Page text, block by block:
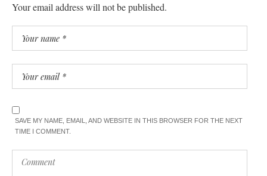
Your email address will not be published.
SAVE MY NAME, EMAIL, AND WEBSITE IN THIS BROWSER FOR THE NEXT
TIME I COMMENT.